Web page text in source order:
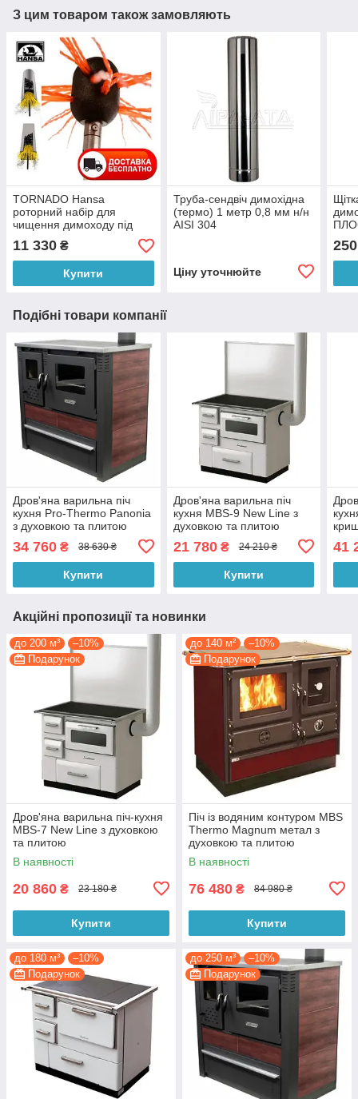
З цим товаром також замовляють
TORNADO Hansa
роторний набір для
чищення димоходу під
дриль (Литва)
11 330 ₴
Купити
Труба-сендвіч димохідна
(термо) 1 метр 0,8 мм н/н
AISI 304
Ціну уточнюйте
250
Подібні товари компанії
Дров'яна варильна піч
кухня Pro-Thermo Panonia
з духовкою та плитою
34 760 ₴ 38 630 ₴
Купити
Дров'яна варильна піч
кухня MBS-9 New Line з
духовкою та плитою
21 780₴ 24 210 ₴
Купити
41
Акційні пропозиції та новинки
до 200 м³
–10%
Подарунок
Дров'яна варильна піч-кухня
MBS-7 New Line з духовкою
та плитою
В наявності
20 860 ₴ 23 180 ₴
Купити
до 140 м²
–10%
Подарунок
Піч із водяним контуром MBS
Thermo Magnum метал з
духовкою та плитою
В наявності
76 480 ₴ 84 980 ₴
Купити
до 180 м³
–10%
Подарунок
до 250 м³
–10%
Подарунок